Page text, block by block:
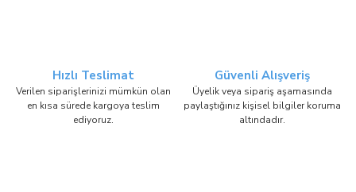
Hızlı Teslimat
Verilen siparişlerinizi mümkün olan
en kısa sürede kargoya teslim
ediyoruz.
Güvenli Alışveriş
Üyelik veya sipariş aşamasında
paylaştığınız kişisel bilgiler koruma
altındadır.